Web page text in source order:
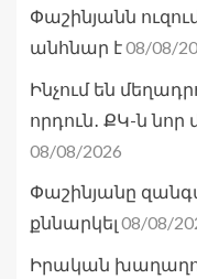
Փաշինյանն
անհնար է08/08/
Ինչում են
որդուն․ ՔԿ-ն
08/08/2026
Փաշինյանը
քննարկել 08/08/
Իրական